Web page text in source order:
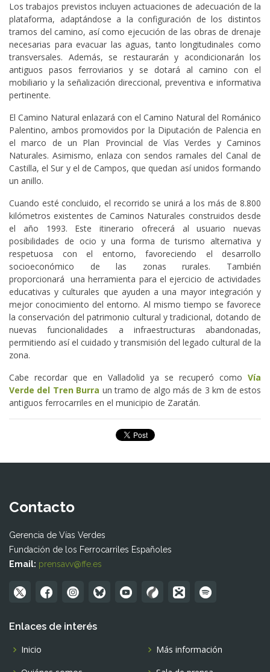
Los trabajos previstos incluyen actuaciones de adecuación de la
plataforma, adaptándose a la configuración de los distintos
tramos del camino, así como ejecución de las obras de drenaje
necesarias para evacuar las aguas, tanto longitudinales como
transversales. Además, se restaurarán y acondicionarán los
antiguos pasos ferroviarios y se dotará al camino con el
mobiliario y la señalización direccional, preventiva e informativa
pertinente.
El Camino Natural enlazará con el Camino Natural del Románico
Palentino, ambos promovidos por la Diputación de Palencia en
el marco de un Plan Provincial de Vías Verdes y Caminos
Naturales. Asimismo, enlaza con sendos ramales del Canal de
Castilla, el Sur y el de Campos, que quedan así unidos formando
un anillo.
Cuando esté concluido, el recorrido se unirá a los más de 8.800
kilómetros existentes de Caminos Naturales construidos desde
el año 1993. Este itinerario ofrecerá al usuario nuevas
posibilidades de ocio y una forma de turismo alternativa y
respetuosa con el entorno, favoreciendo el desarrollo
socioeconómico de las zonas rurales. También
proporcionará una herramienta para el ejercicio de actividades
educativas y culturales que ayuden a una mayor integración y
mejor conocimiento del entorno. Al mismo tiempo se favorece
la conservación del patrimonio cultural y tradicional, dotando de
nuevas funcionalidades a infraestructuras abandonadas,
permitiendo así el cuidado y transmisión del legado cultural de la
zona.
Cabe recordar que en Valladolid ya se recuperó como Vía
Verde del Tren Burra un tramo de algo más de 3 km de estos
antiguos ferrocarriles en el municipio de Zaratán.
Contacto
Gerencia de Vías Verdes
Fundación de los Ferrocarriles Españoles
Email: prensavv@ffe.es
Enlaces de interés
Inicio
Más información